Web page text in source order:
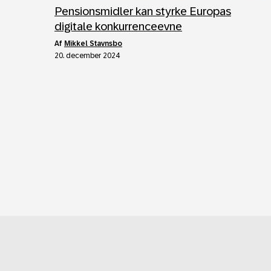
Pensionsmidler kan styrke Europas
digitale konkurrenceevne
af Mikkel Stavnsbo
20. december 2024